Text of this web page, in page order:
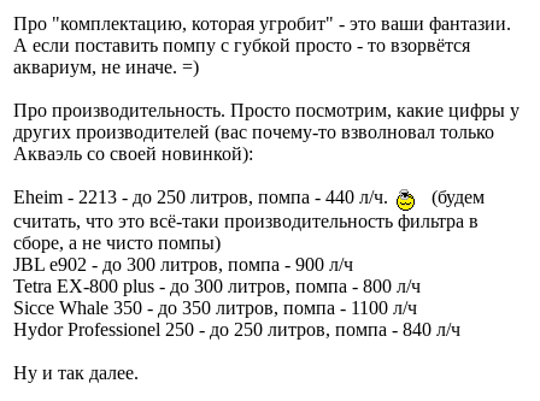
Про "комплектацию, которая угробит" - это ваши фантазии.
А если поставить помпу с губкой просто - то взорвётся
аквариум, не иначе. =)
Про производительность. Просто посмотрим, какие цифры у
других производителей (вас почему-то взволновал только
Акваэль со своей новинкой):
Eheim - 2213 - до 250 литров, помпа - 440 л/ч.
(будем
считать, что это всё-таки производительность фильтра в
сборе, а не чисто помпы)
JBL e902 - до 300 литров, помпа - 900 л/ч
Tetra EX-800 plus - до 300 литров, помпа - 800 л/ч
Sicce Whale 350 - до 350 литров, помпа - 1100 л/ч
Hydor Professionel 250 - до 250 литров, помпа - 840 л/ч
Ну и так далее.